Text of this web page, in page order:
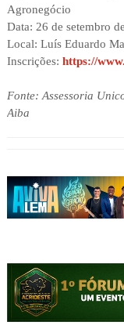
Agronegócio
Data: 26 de setembro
Local: Luís Eduardo
Inscrições: https://
Fonte: Assessoria
Aiba